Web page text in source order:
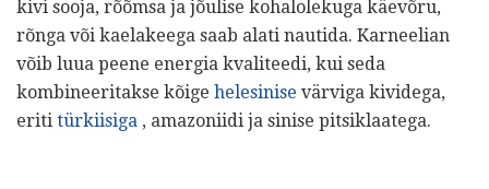
kivi sooja, rõõmsa ja jõulise kohalolekuga käevõru,
rõnga või kaelakeega saab alati nautida. Karneelian
võib luua peene energia kvaliteedi, kui seda
kombineeritakse kõige helesinise värviga kividega,
eriti türkiisiga , amazoniidi ja sinise pitsiklaatega.